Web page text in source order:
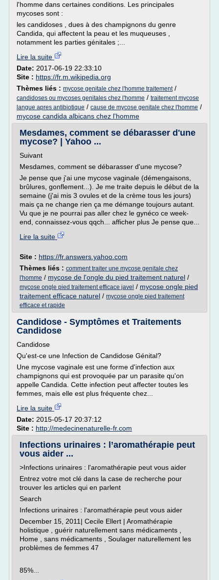
l'homme dans certaines conditions. Les principales
mycoses sont :
les candidoses , dues à des champignons du genre
Candida, qui affectent la peau et les muqueuses ,
notamment les parties génitales ;...
Lire la suite
Date: 2017-06-19 22:33:10
Site : https://fr.m.wikipedia.org
Thèmes liés : mycose genitale chez l'homme traitement/
candidoses ou mycoses genitales chez l'homme / traitement mycose
langue apres antibiotique / cause de mycose genitale chez l'homme /
mycose candida albicans chez l'homme
Mesdames, comment se débarasser d'une
mycose? | Yahoo ...
Suivant
Mesdames, comment se débarasser d'une mycose?
Je pense que j'ai une mycose vaginale (démengaisons,
brûlures, gonflement...). Je me traite depuis le début de la
semaine (j'ai mis 3 ovules et de la crème tous les jours)
mais ça ne change rien ça me démange toujours autant.
Vu que je ne pourrai pas aller chez le gynéco ce week-
end, connaissez-vous qqch... afficher plus Je pense que...
Lire la suite
Site : https://fr.answers.yahoo.com
Thèmes liés : comment traiter une mycose genitale chez
l'homme / mycose de l'ongle du pied traitement naturel /
mycose ongle pied traitement efficace javel / mycose ongle pied
traitement efficace naturel / mycose ongle pied traitement
efficace et rapide
Candidose - Symptômes et Traitements
Candidose
Candidose
Qu'est-ce une Infection de Candidose Génital?
Une mycose vaginale est une forme d'infection aux
champignons qui est provoquée par un parasite qu'on
appelle Candida. Cette infection peut affecter toutes les
femmes, mais elle est plus fréquente chez...
Lire la suite
Date: 2015-05-17 20:37:12
Site : http://medecinenaturelle-fr.com
Infections urinaires : l’aromathérapie peut
vous aider ...
>Infections urinaires : l'aromathérapie peut vous aider
Entrez votre mot clé dans la case de recherche pour
trouver les articles qui en parlent
Search
Infections urinaires : l'aromathérapie peut vous aider
December 15, 2011| Cecile Ellert | Aromathérapie
holistique , guérir naturellement sans médicaments ,
Home , sans médicaments , Soulager naturellement les
problèmes de femmes 47
85%...